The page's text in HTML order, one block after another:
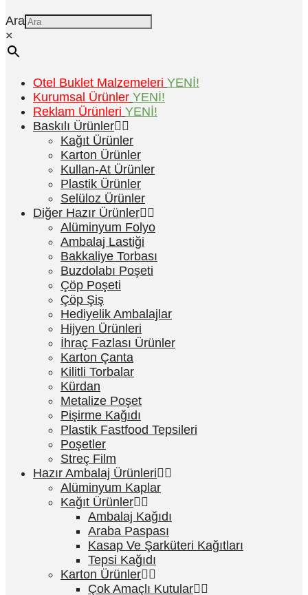
Ara
×
Otel Buklet Malzemeleri YENİ!
Kurumsal Ürünler YENİ!
Reklam Ürünleri YENİ!
Baskılı Ürünler
Kağıt Ürünler
Karton Ürünler
Kullan-At Ürünler
Plastik Ürünler
Selüloz Ürünler
Diğer Hazır Ürünler
Alüminyum Folyo
Ambalaj Lastiği
Bakkaliye Torbası
Buzdolabı Poşeti
Çöp Poşeti
Çöp Şiş
Hediyelik Ambalajlar
Hijyen Ürünleri
İhraç Fazlası Ürünler
Karton Çanta
Kilitli Torbalar
Kürdan
Metalize Poşet
Pişirme Kağıdı
Plastik Fastfood Tepsileri
Poşetler
Streç Film
Hazır Ambalaj Ürünleri
Alüminyum Kaplar
Kağıt Ürünler
Ambalaj Kağıdı
Araba Paspası
Kasap Ve Şarküteri Kağıtları
Tepsi Kağıdı
Karton Ürünler
Çok Amaçlı Kutular